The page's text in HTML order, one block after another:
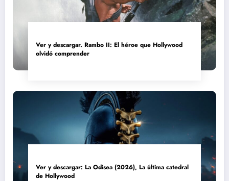
Ver y descargar. Rambo II: El héroe que Hollywood
olvidó comprender
Ver y descargar: La Odisea (2026), La última catedral
de Hollywood